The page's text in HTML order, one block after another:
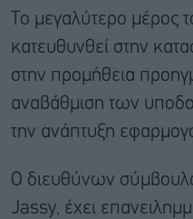
Το μεγαλύτερο μέρος
κατευθυνθεί στην
στην προμήθεια
αναβάθμιση των
την ανάπτυξη
Ο διευθύνων
Jassy, έχει